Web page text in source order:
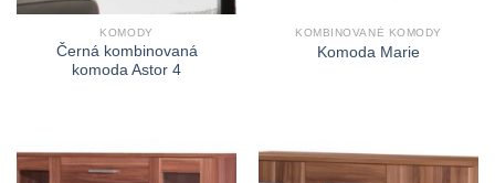
KOMODY
Černá kombinovaná
komoda Astor 4
KOMBINOVANÉ KOMODY
Komoda Marie